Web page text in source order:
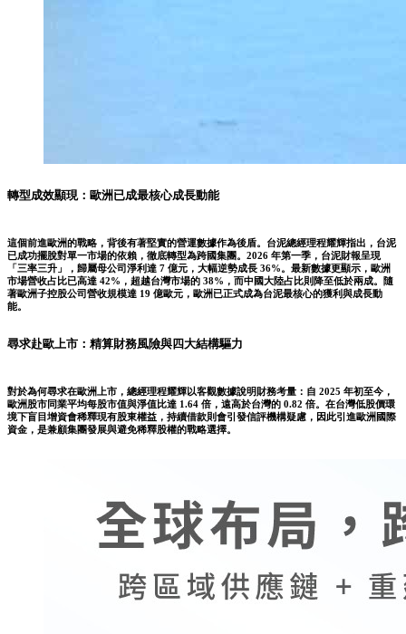
轉型成效顯現：歐洲已成最核心成長動能
這個前進歐洲的戰略，背後有著堅實的營運數據作為後盾。台泥總經理程耀輝指出，台泥
已成功擺脫對單一市場的依賴，徹底轉型為跨國集團。2026 年第一季，台泥財報呈現
「三率三升」，歸屬母公司淨利達 7 億元，大幅逆勢成長 36%。最新數據更顯示，歐洲
市場營收占比已高達 42%，超越台灣市場的 38%，而中國大陸占比則降至低於兩成。隨
著歐洲子控股公司營收規模達 19 億歐元，歐洲已正式成為台泥最核心的獲利與成長動
能。
尋求赴歐上市：精算財務風險與四大結構驅力
對於為何尋求在歐洲上市，總經理程耀輝以客觀數據說明財務考量：自 2025 年初至今，
歐洲股市同業平均每股市值與淨值比達 1.64 倍，遠高於台灣的 0.82 倍。在台灣低股價環
境下盲目增資會稀釋現有股東權益，持續借款則會引發信評機構疑慮，因此引進歐洲國際
資金，是兼顧集團發展與避免稀釋股權的戰略選擇。